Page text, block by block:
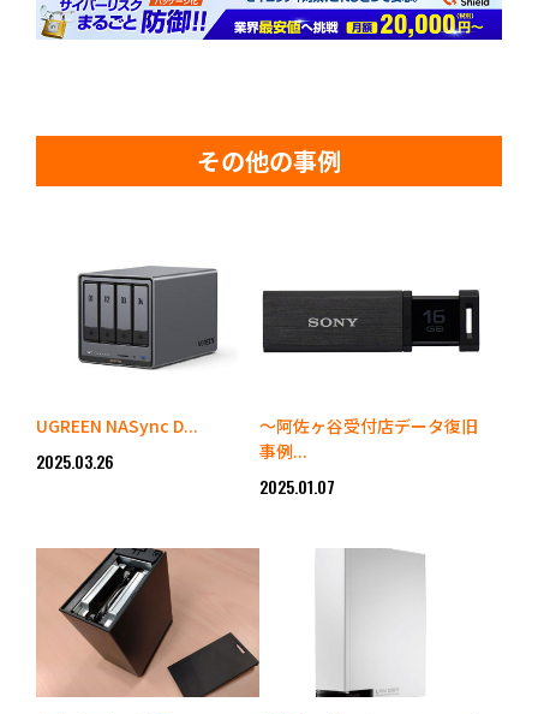
その他の事例
UGREEN NASync D...
2025.03.26
～阿佐ヶ谷受付店データ復旧
事例...
2025.01.07